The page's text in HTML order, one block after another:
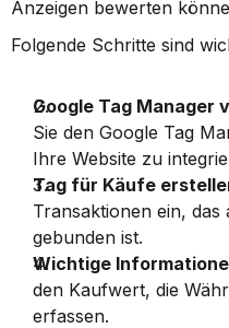
Anzeigen bewerten
Folgende Schritte sind
Google Tag Manager
Sie den Google Tag
Ihre Website zu
Tag für Käufe
Transaktionen ein, das
gebunden ist.
Wichtige
den Kaufwert, die
erfassen.